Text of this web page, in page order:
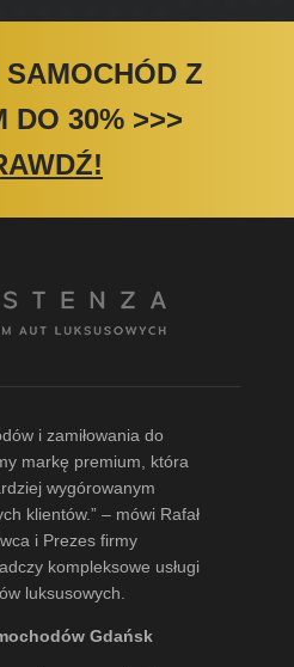
Z
DO 30% >>>
i zamiłowania do
markę premium, która
wygórowanym
klientów.” – mówi Rafał
i Prezes firmy
kompleksowe usługi
luksusowych.
Gdańsk